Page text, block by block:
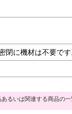
に機材は不要です
るいは関連する商品の